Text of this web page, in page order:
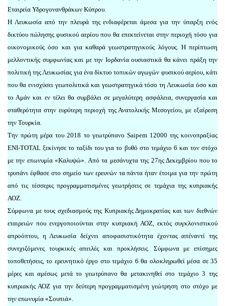
Εταιρεία Υδρογονανθράκων Κύπρου.
Η Λευκωσία από την πλευρά της ενδιαφέρεται άμεσα για την ύπαρξη ενός
δικτύου πώλησης φυσικού αερίου που θα επεκτείνεται στην περιοχή τόσο για
οικονομικούς όσο και για καθαρά γεωστρατηγικούς λόγους. Η περίπτωση
μελλοντικής συμφωνίας και με την Ιορδανία ουσιαστικά θα κάνει πράξη την
πολιτική της Λευκωσίας για ένα δίκτυο τοπικών αγωγών φυσικού αερίου, κάτι
που θα ενισχύσει γεωπολιτικά και γεωστρατηγικά τόσο τη Λευκωσία όσο και
το Αμάν και εν τέλει θα συμβάλει σε μεγαλύτερη ασφάλεια, συνεργασία και
σταθερότητα στην ευρύτερη περιοχή της Ανατολικής Μεσογείου, με εξαίρεση
την Τουρκία.
Την πρώτη μέρα του 2018 το γεωτρύπανο Saipem 12000 της κοινοπραξίας
ENI-TOTAL ξεκίνησε το ταξίδι του για το βυθό στο τεμάχιο 6 και τον στόχο
με την επωνυμία «Καλυψώ». Από τα μεσάνυχτα της 27ης Δεκεμβρίου που το
τρυπάνι έφθασε στο σημείο των ερευνών τα πάντα ήταν έτοιμα για την πρώτη
από τις τέσσερις προγραμματισμένες γεωτρήσεις σε τεμάχια της κυπριακής
ΑΟΖ.
Σύμφωνα με τους σχεδιασμούς της Κυπριακής Δημοκρατίας και των διεθνών
εταιρειών που ενεργοποιούνται στην κυπριακή ΑΟΖ, εκτός συγκλονιστικού
απροόπτου, η Λευκωσία δείχνει αποφασιστικότητα έχοντας απέναντί της
συνεχιζόμενες τουρκικές απειλές και προκλήσεις. Σύμφωνα με επίσημες
τοποθετήσεις, το ερευνητικό έργο στο τεμάχιο 6 θα ολοκληρωθεί μέσα σε 35
μέρες και αμέσως μετά το γεωτρύπανο θα μετακινηθεί στο τεμάχιο 3 της
κυπριακής ΑΟΖ για την δεύτερη προγραμματισμένη γεώτρηση στο στόχο με
την επωνυμία «Σουπιά».